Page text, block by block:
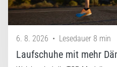
6. 8. 2026 • Lesedauer 8 min
Laufschuhe mit mehr